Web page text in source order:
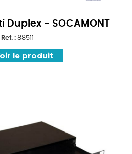
Duplex - SOCAMONT
Ref. : 88511
le produit